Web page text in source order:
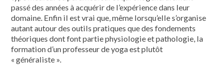
passé des années à acquérir de l’expérience dans leur
domaine. Enfin il est vrai que, même lorsqu’elle s’organise
autant autour des outils pratiques que des fondements
théoriques dont font partie physiologie et pathologie, la
formation d’un professeur de yoga est plutôt
« généraliste ».